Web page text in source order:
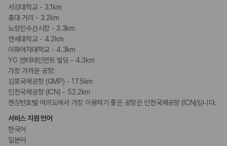
서강대학교 - 3.1km
홍대 거리 - 3.2km
노량진수산시장 - 3.3km
연세대학교 - 4.2km
이화여자대학교 - 4.3km
YG 엔터테인먼트 빌딩 - 4.3km
가장 가까운 공항:
김포국제공항 (GMP) - 17.5km
인천국제공항 (ICN) - 52.2km
켄싱턴호텔 여의도에서 가장 이용하기 좋은 공항은 인천국제공항 (ICN)입니다.
서비스 지원 언어
한국어
일본어